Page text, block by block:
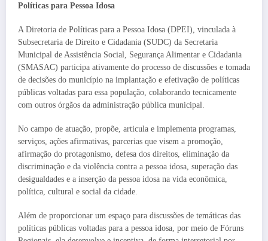
Políticas para Pessoa Idosa
A Diretoria de Políticas para a Pessoa Idosa (DPEI), vinculada à
Subsecretaria de Direito e Cidadania (SUDC) da Secretaria
Municipal de Assistência Social, Segurança Alimentar e Cidadania
(SMASAC) participa ativamente do processo de discussões e tomada
de decisões do município na implantação e efetivação de políticas
públicas voltadas para essa população, colaborando tecnicamente
com outros órgãos da administração pública municipal.
No campo de atuação, propõe, articula e implementa programas,
serviços, ações afirmativas, parcerias que visem a promoção,
afirmação do protagonismo, defesa dos direitos, eliminação da
discriminação e da violência contra a pessoa idosa, superação das
desigualdades e a inserção da pessoa idosa na vida econômica,
política, cultural e social da cidade.
Além de proporcionar um espaço para discussões de temáticas das
políticas públicas voltadas para a pessoa idosa, por meio de Fóruns